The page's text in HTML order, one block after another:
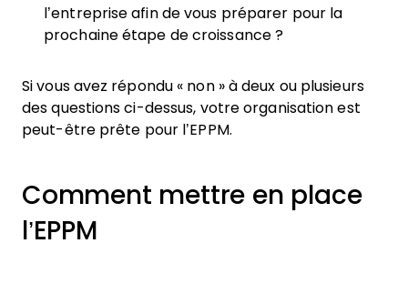
l’entreprise afin de vous préparer pour la
prochaine étape de croissance ?
Si vous avez répondu « non » à deux ou plusieurs
des questions ci-dessus, votre organisation est
peut-être prête pour l’EPPM.
Comment mettre en place
l’EPPM